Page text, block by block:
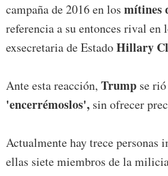
campaña de 2016 en los mítines
referencia a su entonces rival en
exsecretaria de EstadoHillary
Ante esta reacción, Trump se
'encerrémoslos', sin ofrecer
Actualmente hay trece personas
ellas siete miembros de la